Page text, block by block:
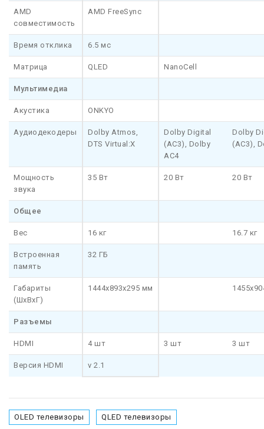
AMD
совместимость
AMD FreeSync
Время отклика 6.5 мс
Матрица QLED NanoCell
Мультимедиа
Акустика ONKYO
Аудиодекодеры
Dolby Atmos,
DTS Virtual:X
Dolby Digital
(AC3), Dolby
AC4
Dolby
(AC3),
Мощность
звука
35 Вт 20 Вт 20 Вт
Общее
Вес 16 кг 16.7 кг
Встроенная
память
32 ГБ
Габариты
(ШхВхГ)
1444x893x295 мм
Разъемы
HDMI 4 шт 3 шт 3 шт
Версия HDMI v 2.1
OLED телевизоры QLED телевизоры